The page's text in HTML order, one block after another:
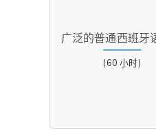
广泛的普通西班牙
(60 小时)